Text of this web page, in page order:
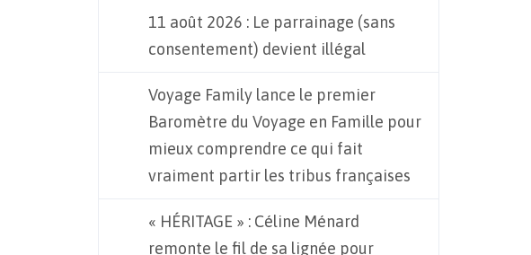
11 août 2026 : Le parrainage (sans
consentement) devient illégal
Voyage Family lance le premier
Baromètre du Voyage en Famille pour
mieux comprendre ce qui fait
vraiment partir les tribus françaises
« HÉRITAGE » : Céline Ménard
remonte le fil de sa lignée pour